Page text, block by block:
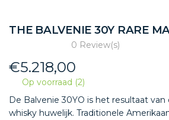
THE BALVENIE 30Y RARE
0 Review(s)
€5.218,00
Op voorraad (2)
De Balvenie 30YO is het resultaat
whisky huwelijk. Traditionele